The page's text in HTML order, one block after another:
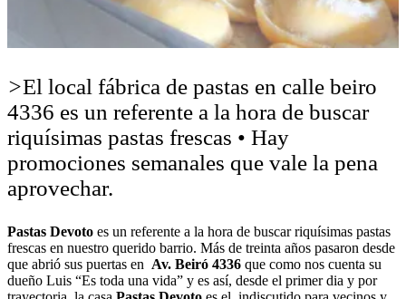
>El local fábrica de pastas en calle beiro
4336 es un referente a la hora de buscar
riquísimas pastas frescas • Hay
promociones semanales que vale la pena
aprovechar.
Pastas Devoto es un referente a la hora de buscar riquísimas pastas
frescas en nuestro querido barrio. Más de treinta años pasaron desde
que abrió sus puertas en Av. Beiró 4336 que como nos cuenta su
dueño Luis “Es toda una vida” y es así, desde el primer dia y por